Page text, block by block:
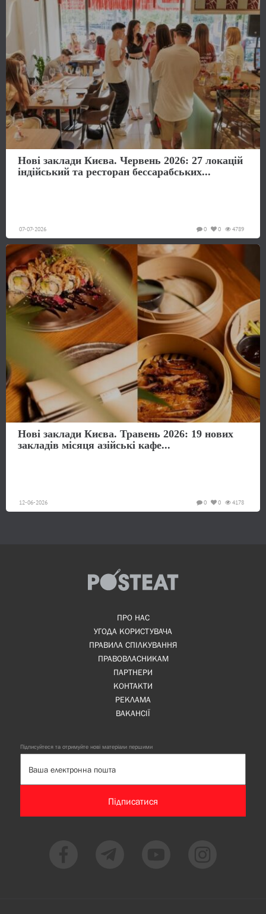
Нові заклади Києва. Червень 2026: 27 локацій
індійський та ресторан бессарабських...
07-07-2026 4789
0
0
Нові заклади Києва. Травень 2026: 19 нових
закладів місяця азійські кафе...
12-06-2026 4178
0
0
ПРО НАС
УГОДА КОРИСТУВАЧА
ПРАВИЛА СПІЛКУВАННЯ
ПРАВОВЛАСНИКАМ
ПАРТНЕРИ
КОНТАКТИ
РЕКЛАМА
ВАКАНСІЇ
Підписуйтеся та отримуйте нові матеріали першими
Підписатися